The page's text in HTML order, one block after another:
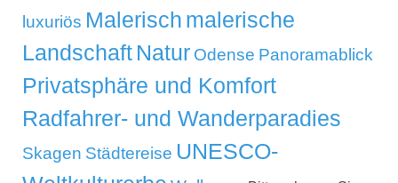
luxuriös Malerisch malerische
Landschaft Natur Odense Panoramablick
Privatsphäre und Komfort
Radfahrer- und Wanderparadies
Skagen Städtereise UNESCO-